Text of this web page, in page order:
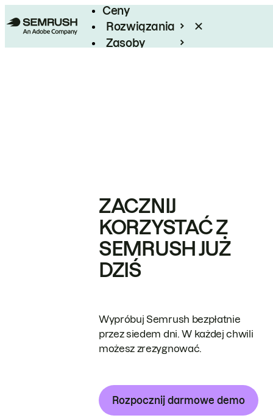
Ceny
Rozwiązania
Zasoby
ZACZNIJ
KORZYSTAĆ Z
SEMRUSH JUŻ
DZIŚ
Wypróbuj Semrush bezpłatnie
przez siedem dni. W każdej chwili
możesz zrezygnować.
Rozpocznij darmowe demo